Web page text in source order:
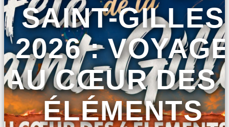
SAINT-GILLES
2026 :
AU CŒUR DES
ÉLÉMENTS